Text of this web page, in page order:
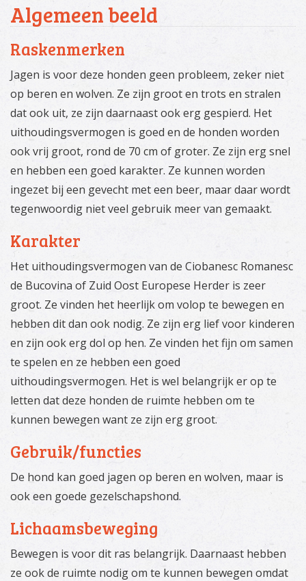
Algemeen beeld
Raskenmerken
Jagen is voor deze honden geen probleem, zeker niet
op beren en wolven. Ze zijn groot en trots en stralen
dat ook uit, ze zijn daarnaast ook erg gespierd. Het
uithoudingsvermogen is goed en de honden worden
ook vrij groot, rond de 70 cm of groter. Ze zijn erg snel
en hebben een goed karakter. Ze kunnen worden
ingezet bij een gevecht met een beer, maar daar wordt
tegenwoordig niet veel gebruik meer van gemaakt.
Karakter
Het uithoudingsvermogen van de Ciobanesc Romanesc
de Bucovina of Zuid Oost Europese Herder is zeer
groot. Ze vinden het heerlijk om volop te bewegen en
hebben dit dan ook nodig. Ze zijn erg lief voor kinderen
en zijn ook erg dol op hen. Ze vinden het fijn om samen
te spelen en ze hebben een goed
uithoudingsvermogen. Het is wel belangrijk er op te
letten dat deze honden de ruimte hebben om te
kunnen bewegen want ze zijn erg groot.
Gebruik/functies
De hond kan goed jagen op beren en wolven, maar is
ook een goede gezelschapshond.
Lichaamsbeweging
Bewegen is voor dit ras belangrijk. Daarnaast hebben
ze ook de ruimte nodig om te kunnen bewegen omdat